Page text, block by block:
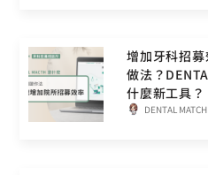
增加牙科招
做法？
什麼新工具？
DENTAL